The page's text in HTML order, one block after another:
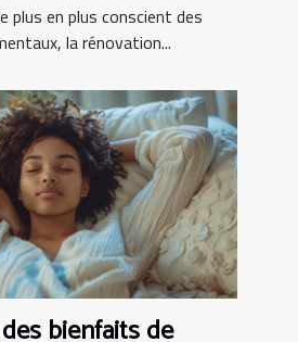
plus en plus conscient des
la rénovation...
bienfaits de